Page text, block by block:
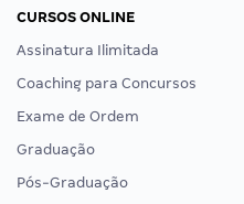
CURSOS ONLINE
Assinatura Ilimitada
Coaching para Concursos
Exame de Ordem
Graduação
Pós-Graduação